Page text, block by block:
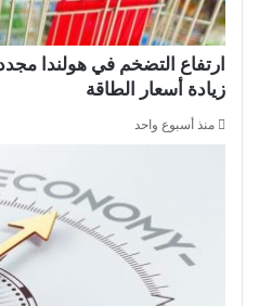
زيادة أسعار الطاقة
منذ أسبوع واحد